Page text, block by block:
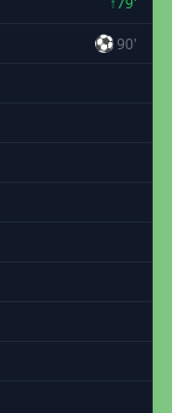
⚽90'